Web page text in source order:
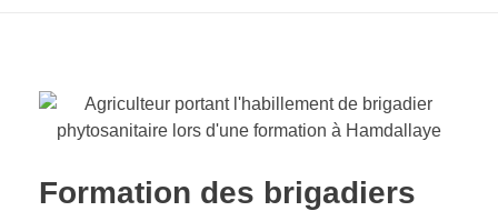
Formation des brigadiers